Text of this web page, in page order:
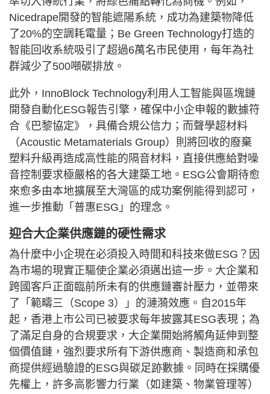
Nicedrape開發的智能遮陽系統，成功為建築物降低
了20%的空調耗電量；Be Green Technology打造的
智能回收系統吸引了超過6萬名市民使用，每年為社
群減少了500噸碳排放。
此外，InnoBlock Technology利用人工智能與區塊鏈
開發自動化ESG報告引擎，確保中小企申報的數據符
合《巴黎協定》，具備合規公信力；而聲學超材料
（Acoustic Metamaterials Group）則將回收的廢棄
塑料升級再造成高性能的隔音材料，直接供應給對噪
音控制要求極嚴格的各大建築工地。ESG公會期待愈
來愈多由本地擴展至大灣區的成功案例能得到認可，
進一步推動「普惠ESG」的理念。
迎合大企業供應鏈的硬性需求
為什麼中小企現在必須投入時間和科技來做ESG？因
為市場的現實正驅使企業必須邁出這一步。大企業和
跨國客戶正面臨前所未有的供應鏈審計壓力，並帶來
了「範疇三（Scope 3）」的漣漪效應。自2015年
起，香港上市公司已被要求每年披露其ESG表現；為
了滿足自身的合規要求，大企業開始將觸角延伸到整
個價值鏈，強烈要求所有下游供應商、製造商和承包
商提供經過驗證的ESG與碳足跡數據。同時在採購優
先權上，許多高影響力行業（如建築、物業管理等）